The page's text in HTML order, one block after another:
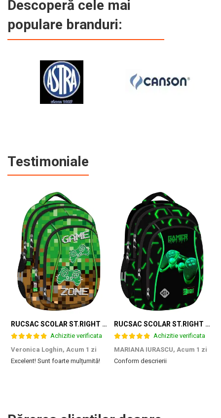
Descoperă cele mai
populare branduri:
Testimoniale
RUCSAC SCOLAR ST.RIGHT 4 COMPARTIMENTE BP-04 GAME ZONE 698187
Achizitie verificata
Veronica Loghin, Acum 1 zi
Excelent! Sunt foarte mulțumită!
RUCSAC SCOLAR ST.RIGHT 4 COMPARTIMENTE BP-04 GREEN LEVEL 301339
Achizitie verificata
MARIANA IURASCU, Acum 1 zi
Conform descrierii